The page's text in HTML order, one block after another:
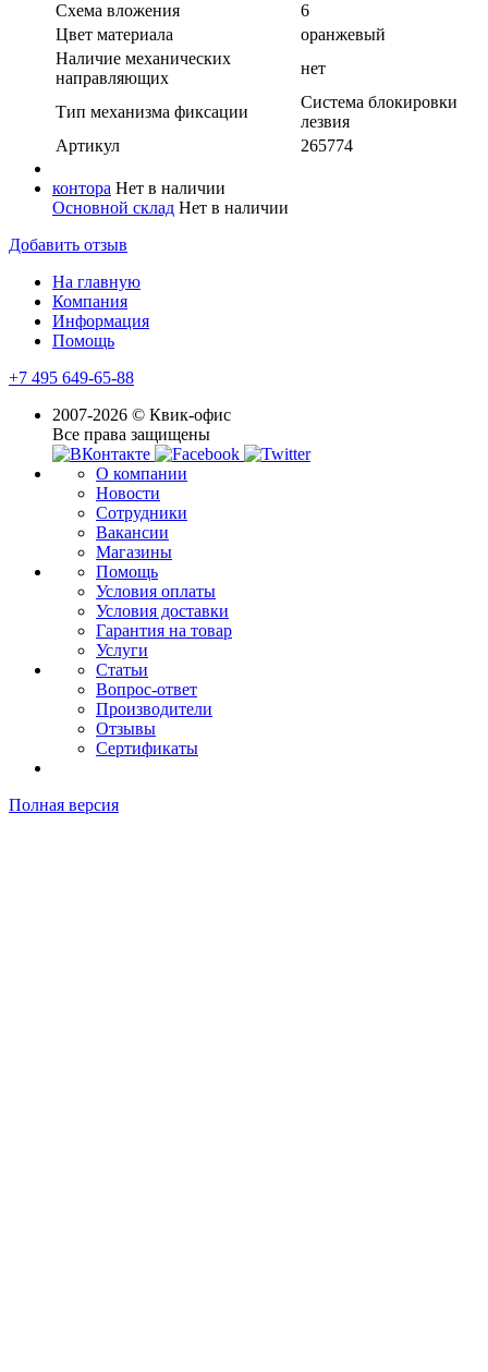
Схема вложения
6
Цвет материала
оранжевый
Наличие механических
направляющих
нет
Тип механизма фиксации
Система блокировки
лезвия
Артикул
265774
контора Нет в наличии
Основной склад Нет в наличии
Добавить отзыв
На главную
Компания
Информация
Помощь
+7 495 649-65-88
2007-2026 © Квик-офис
Все права защищены
О компании
Новости
Сотрудники
Вакансии
Магазины
Помощь
Условия оплаты
Условия доставки
Гарантия на товар
Услуги
Статьи
Вопрос-ответ
Производители
Отзывы
Сертификаты
Полная версия